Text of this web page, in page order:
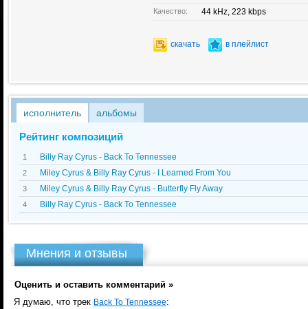
Качество: 44 kHz, 223 kbps
скачать в плейлист
исполнитель альбомы
Рейтинг композиций
1 Billy Ray Cyrus - Back To Tennessee
2 Miley Cyrus & Billy Ray Cyrus - I Learned From You
3 Miley Cyrus & Billy Ray Cyrus - Butterfly Fly Away
4 Billy Ray Cyrus - Back To Tennessee
Мнения и отзывы
Оценить и оставить комментарий »
Я думаю, что трек Back To Tennessee: